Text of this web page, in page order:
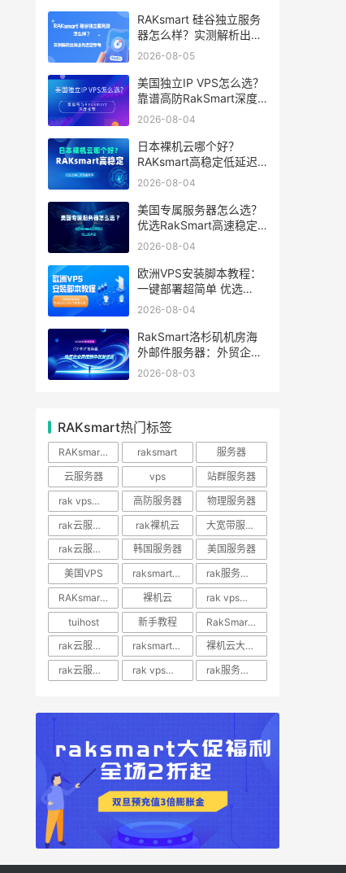
RAKsmart 硅谷独立服务
器怎么样？实测解析出海
业务选型参考
2026-08-05
美国独立IP VPS怎么选？
靠谱高防RakSmart深度
推荐
2026-08-04
日本裸机云哪个好？
RAKsmart高稳定低延迟
裸机云深度测评
2026-08-04
美国专属服务器怎么选？
优选RakSmart高速稳定
独立服务器
2026-08-04
欧洲VPS安装脚本教程：
一键部署超简单 优选
RakSmart欧洲机房
2026-08-04
RakSmart洛杉矶机房海
外邮件服务器：外贸企业
跨境邮件收发优选
2026-08-03
RAKsmart热门标签
RAKsmart服务器 raksmart
服务器
云服务器
vps
站群服务器
rak vps优惠
高防服务器
物理服务器
rak云服务器推荐
rak裸机云
大宽带服务器
rak云服务器优惠
韩国服务器
美国服务器
美国VPS
raksmart裸机云
rak服务器评测
RAKsmart服务器评测
裸机云
rak vps价格
tuihost
新手教程
RakSmart美国VPS
rak云服务器价格
raksmart美国云服务器
裸机云大宽带服务器
rak云服务器评测
rak vps评测 rak服务器优惠